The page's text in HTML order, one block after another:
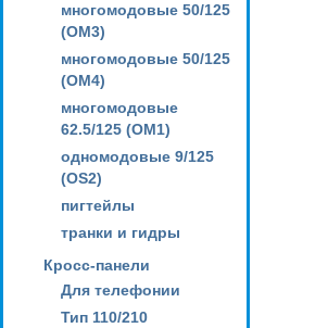
многомодовые 50/125
(OM3)
многомодовые 50/125
(OM4)
многомодовые
62.5/125 (OM1)
одномодовые 9/125
(OS2)
пигтейлы
транки и гидры
Кросс-панели
Для телефонии
Тип 110/210